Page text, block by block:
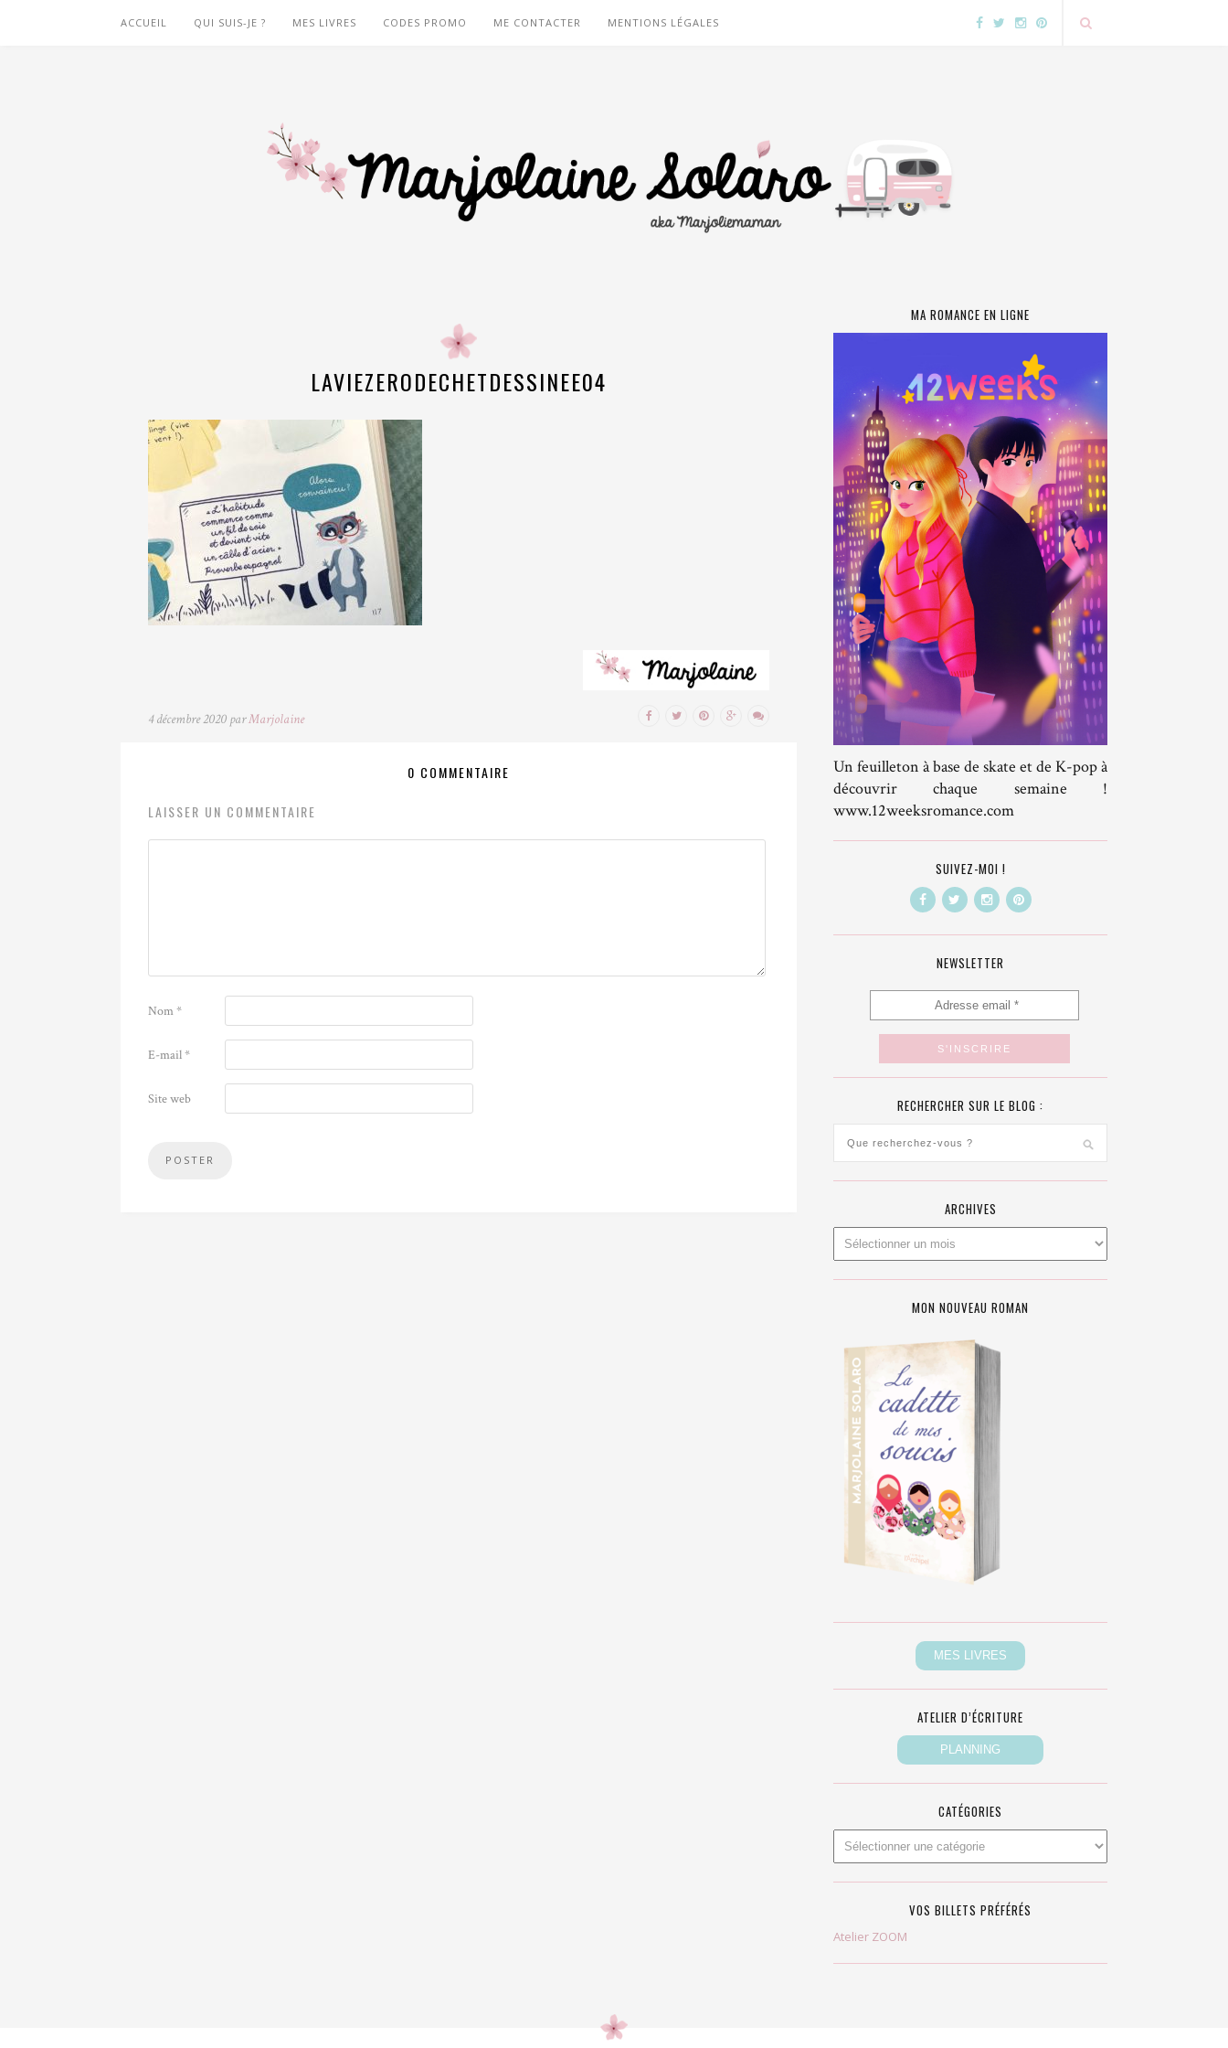
ACCUEIL QUI SUIS-JE ? MES LIVRES CODES PROMO ME CONTACTER MENTIONS LÉGALES
LAVIEZERODECHETDESSINEE04
4 décembre 2020 parMarjolaine
0 COMMENTAIRE
LAISSER UN COMMENTAIRE
Nom*
E-mail*
Site web
MA ROMANCE EN LIGNE
Un feuilleton à base de skate et de K-pop à
découvrir chaque semaine !
www.12weeksromance.com
SUIVEZ-MOI !
NEWSLETTER
RECHERCHER SUR LE BLOG :
ARCHIVES
MON NOUVEAU ROMAN
ATELIER D’ÉCRITURE
CATÉGORIES
VOS BILLETS PRÉFÉRÉS
Atelier ZOOM